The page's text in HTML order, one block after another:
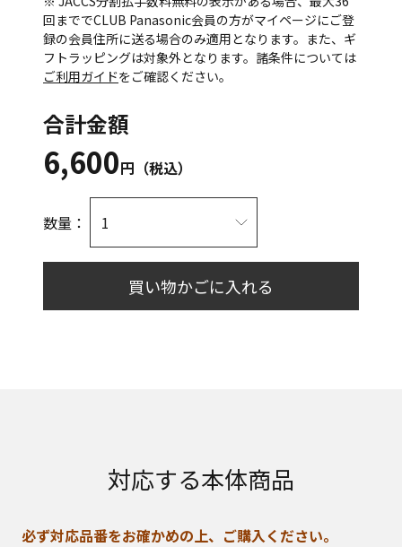
回まででCLUB Panasonic会員の方がマイページにご登
録の会員住所に送る場合のみ適用となります。また、ギ
フトラッピングは対象外となります。諸条件については
ご利用ガイドをご確認ください。
合計金額
6,600円（税込）
数量：
買い物かごに入れる
対応する本体商品
必ず対応品番をお確かめの上、ご購入ください。